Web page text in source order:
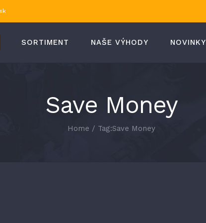
SORTIMENT NAŠE VÝHODY NOVINKY
Save Money
Home / Tag:Save Money